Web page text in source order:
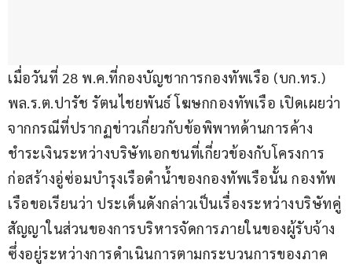
เมื่อวันที่ 28 พ.ค.ที่กองบัญชาการกองทัพเรือ (บก.ทร.)
พล.ร.ต.ปารัช รัตนไชยพันธ์ โฆษกกองทัพเรือ เปิดเผยว่า
จากกรณีที่ปรากฏข่าวเกี่ยวกับข้อพิพาทด้านการค้าง
ชำระเงินระหว่างบริษัทเอกชนที่เกี่ยวข้องกับโครงการ
ก่อสร้างอู่ซ่อมบำรุงเรือดำน้ำของกองทัพเรือนั้น กองทัพ
เรือขอเรียนว่า ประเด็นดังกล่าวเป็นเรื่องระหว่างบริษัทคู่
สัญญาในส่วนของการบริหารจัดการภายในของผู้รับจ้าง
ซึ่งอยู่ระหว่างการดำเนินการตามกระบวนการของภาค